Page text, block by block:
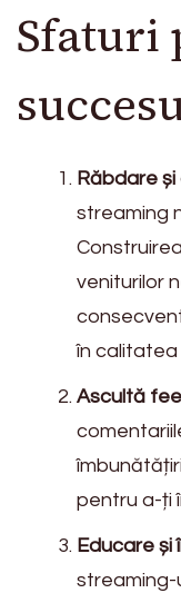
Sfaturi
Răbdare
streaming
veniturilor
în calitatea
Ascultă
pentru a-ți
Educare și
streaming-